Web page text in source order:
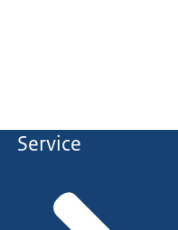
Service